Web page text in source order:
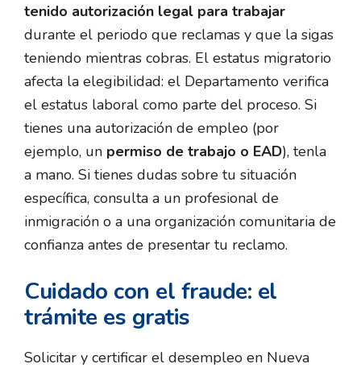
tenido autorización legal para trabajar
durante el periodo que reclamas y que la sigas
teniendo mientras cobras. El estatus migratorio
afecta la elegibilidad: el Departamento verifica
el estatus laboral como parte del proceso. Si
tienes una autorización de empleo (por
ejemplo, un permiso de trabajo o EAD), tenla
a mano. Si tienes dudas sobre tu situación
específica, consulta a un profesional de
inmigración o a una organización comunitaria de
confianza antes de presentar tu reclamo.
Cuidado con el fraude: el
trámite es gratis
Solicitar y certificar el desempleo en Nueva